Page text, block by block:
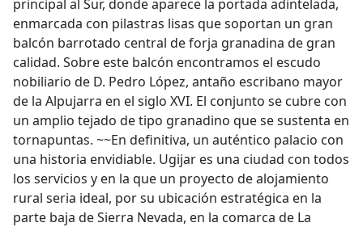
principal al Sur, donde aparece la portada adintelada,
enmarcada con pilastras lisas que soportan un gran
balcón barrotado central de forja granadina de gran
calidad. Sobre este balcón encontramos el escudo
nobiliario de D. Pedro López, antaño escribano mayor
de la Alpujarra en el siglo XVI. El conjunto se cubre con
un amplio tejado de tipo granadino que se sustenta en
tornapuntas. ~~En definitiva, un auténtico palacio con
una historia envidiable. Ugijar es una ciudad con todos
los servicios y en la que un proyecto de alojamiento
rural seria ideal, por su ubicación estratégica en la
parte baja de Sierra Nevada, en la comarca de La